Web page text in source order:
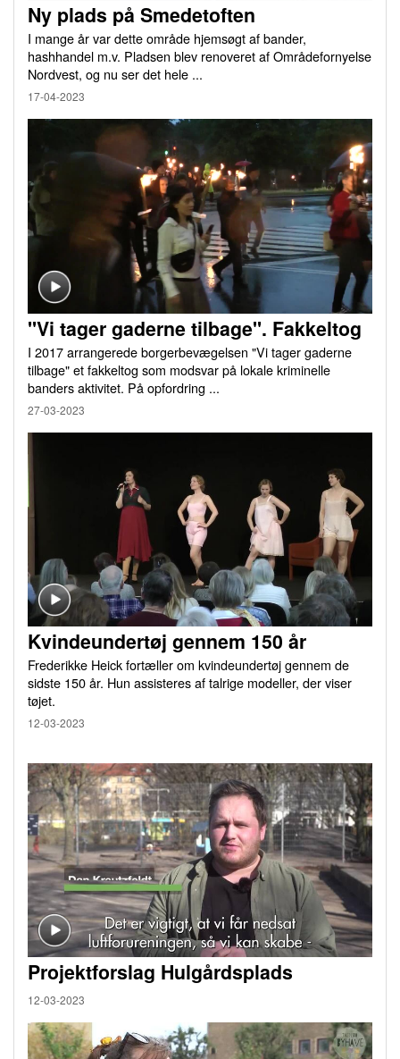
Ny plads på Smedetoften
I mange år var dette område hjemsøgt af bander,
hashhandel m.v. Pladsen blev renoveret af Områdefornyelse
Nordvest, og nu ser det hele ...
17-04-2023
"Vi tager gaderne tilbage". Fakkeltog
I 2017 arrangerede borgerbevægelsen "Vi tager gaderne
tilbage" et fakkeltog som modsvar på lokale kriminelle
banders aktivitet. På opfordring ...
27-03-2023
Kvindeundertøj gennem 150 år
Frederikke Heick fortæller om kvindeundertøj gennem de
sidste 150 år. Hun assisteres af talrige modeller, der viser
tøjet.
12-03-2023
Projektforslag Hulgårdsplads
12-03-2023